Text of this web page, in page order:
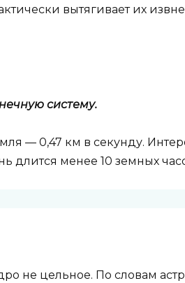
вытягивает их
систему.
— 0,47 км в секунду.
длится менее 10 земных
​​не цельное. По словам